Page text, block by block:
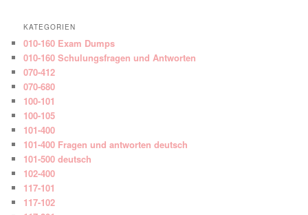
KATEGORIEN
010-160 Exam Dumps
010-160 Schulungsfragen und Antworten
070-412
070-680
100-101
100-105
101-400
101-400 Fragen und antworten deutsch
101-500 deutsch
102-400
117-101
117-102